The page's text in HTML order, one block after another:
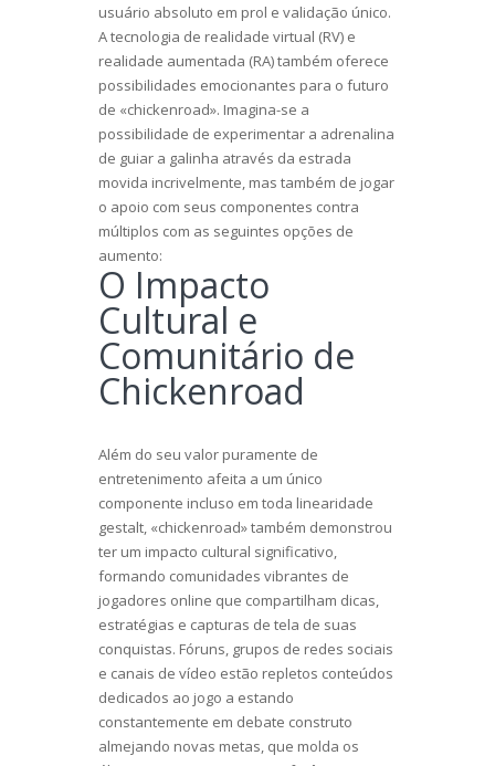
usuário absoluto em prol e validação único.
A tecnologia de realidade virtual (RV) e
realidade aumentada (RA) também oferece
possibilidades emocionantes para o futuro
de «chickenroad». Imagina-se a
possibilidade de experimentar a adrenalina
de guiar a galinha através da estrada
movida incrivelmente, mas também de jogar
o apoio com seus componentes contra
múltiplos com as seguintes opções de
aumento:
O Impacto
Cultural e
Comunitário de
Chickenroad
Além do seu valor puramente de
entretenimento afeita a um único
componente incluso em toda linearidade
gestalt, «chickenroad» também demonstrou
ter um impacto cultural significativo,
formando comunidades vibrantes de
jogadores online que compartilham dicas,
estratégias e capturas de tela de suas
conquistas. Fóruns, grupos de redes sociais
e canais de vídeo estão repletos conteúdos
dedicados ao jogo a estando
constantemente em debate construto
almejando novas metas, que molda os